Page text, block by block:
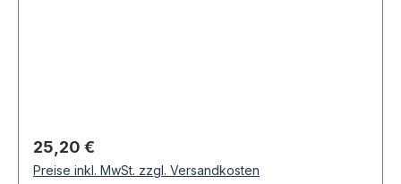
Regulärer Preis:
25,20 €
Preise inkl. MwSt. zzgl. Versandkosten